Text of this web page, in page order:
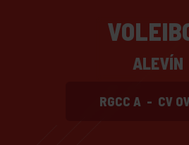
ALEVÍN
RGCC A - CV